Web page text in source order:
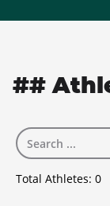
##
Total Athletes: 0